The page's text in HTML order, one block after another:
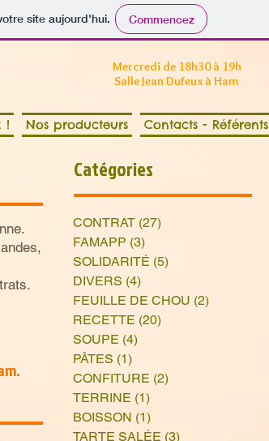
site aujourd'hui. Commencez
Mercredi de 18h30 à 19h
Salle Jean Dufeux à Ham
! Nos producteurs Contacts - Référents
Catégories
CONTRAT (27)
FAMAPP (3)
SOLIDARITÉ (5)
DIVERS (4)
FEUILLE DE CHOU (2)
RECETTE (20)
SOUPE (4)
PÂTES (1)
CONFITURE (2)
TERRINE (1)
BOISSON (1)
TARTE SALÉE (3)